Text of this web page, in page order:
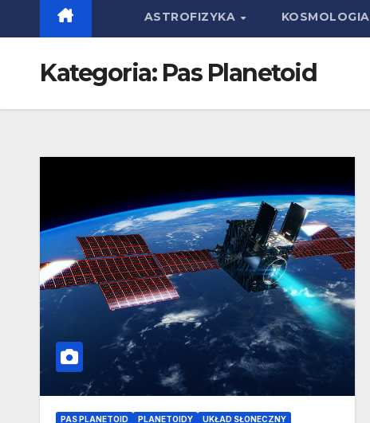
ASTROFIZYKA KOSMOLOGIA
Kategoria: Pas Planetoid
PAS PLANETOID PLANETOIDY UKŁAD SŁONECZNY